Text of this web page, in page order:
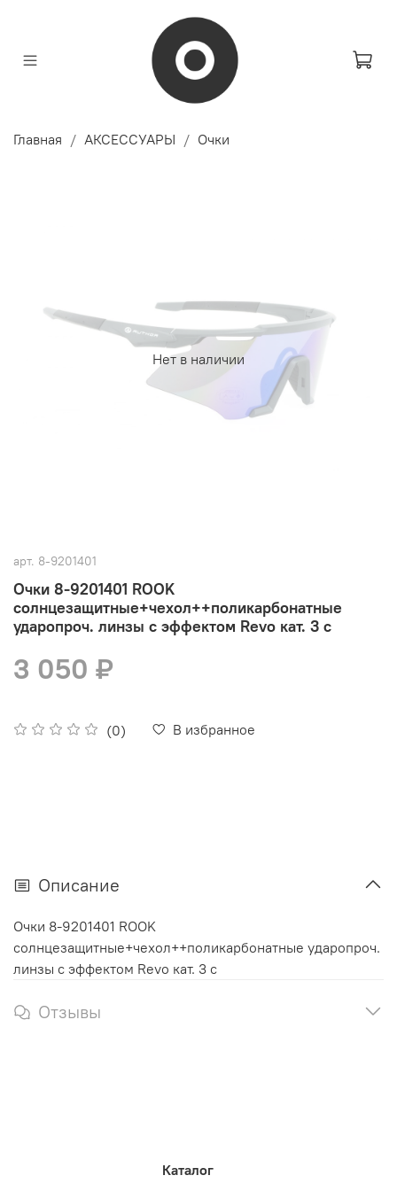
Главная АКСЕССУАРЫ Очки
Нет в наличии
арт. 8-9201401
Очки 8-9201401 ROOK
солнцезащитные+чехол++поликарбонатные
ударопроч. линзы с эффектом Revo кат. 3 с
(0) В избранное
3 050 ₽
Описание
Очки 8-9201401 ROOK
солнцезащитные+чехол++поликарбонатные ударопроч.
линзы с эффектом Revo кат. 3 с
Отзывы
Каталог